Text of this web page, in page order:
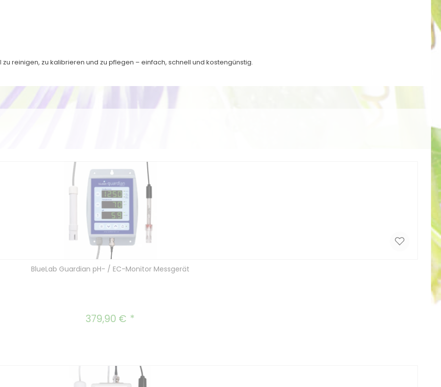
reinigen, zu kalibrieren und zu pflegen – einfach, schnell und kostengünstig.
BlueLab Guardian pH- / EC-Monitor Messgerät
Regulärer Preis:
379,90 €